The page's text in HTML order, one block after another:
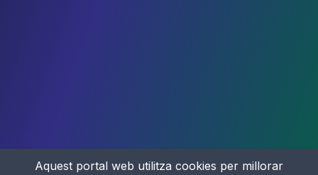
Aquest portal web utilitza cookies per millorar